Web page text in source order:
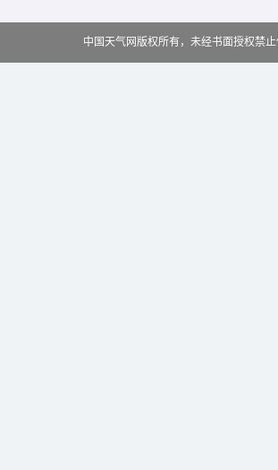
中国天气网版权所有，未经书面授权